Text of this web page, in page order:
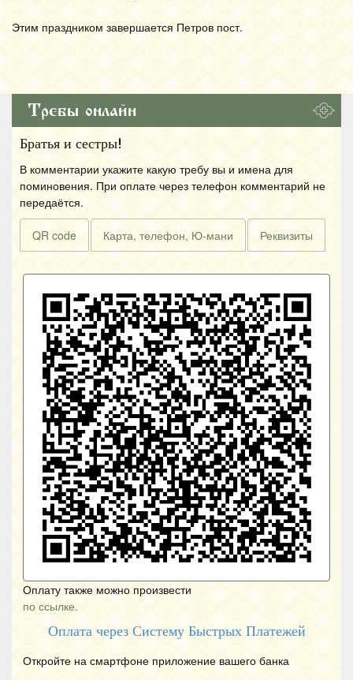
Этим праздником завершается Петров пост.
Требы онлайн
Братья и сестры!
В комментарии укажите какую требу вы и имена для
поминовения. При оплате через телефон комментарий не
передаётся.
QR code Карта, телефон, Ю-мани Реквизиты
Оплату также можно произвести
по ссылке.
Оплата через Систему Быстрых Платежей
Откройте на смартфоне приложение вашего банка